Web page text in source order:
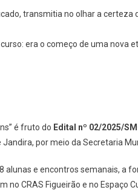
transmitia no olhar a
era o começo de uma nova
é fruto do Edital nº 02/2025/
por meio da Secretaria
alunas e encontros semanais, a
no CRAS Figueirão e no Espaço